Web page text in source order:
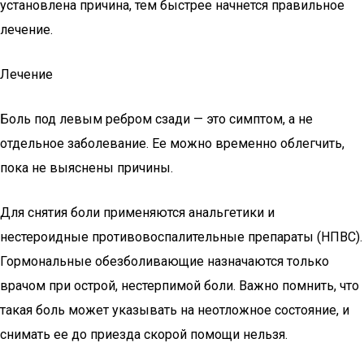
установлена причина, тем быстрее начнется правильное
лечение.
Лечение
Боль под левым ребром сзади — это симптом, а не
отдельное заболевание. Ее можно временно облегчить,
пока не выяснены причины.
Для снятия боли применяются анальгетики и
нестероидные противовоспалительные препараты (НПВС).
Гормональные обезболивающие назначаются только
врачом при острой, нестерпимой боли. Важно помнить, что
такая боль может указывать на неотложное состояние, и
снимать ее до приезда скорой помощи нельзя.